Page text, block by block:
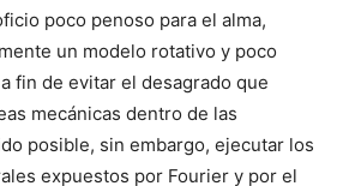
poco penoso para el alma,
un modelo rotativo y poco
fin de evitar el desagrado que
mecánicas dentro de las
posible, sin embargo, ejecutar los
expuestos por Fourier y por el